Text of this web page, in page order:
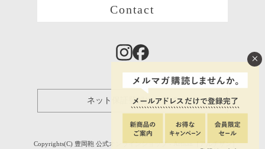
Contact
ネット保証登録について
Copyrights(C) 豊岡鞄 公式オンラインショップ - Artisan［アルチザン］
×